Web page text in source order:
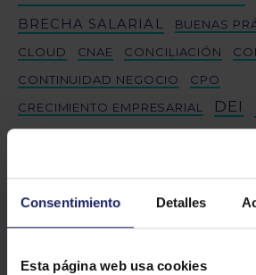
Consentimiento Detalles
Esta página web usa cookies
BRECHA SALARIAL BUENAS
CLOUD CNAE CONCILIACIÓN
CONTINUIDAD NEGOCIO
CPO
CRECIMIENTO EMPRESARIAL
DEI